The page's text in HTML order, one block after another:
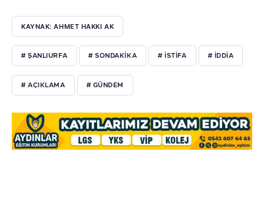
KAYNAK: AHMET HAKKI AK
# ŞANLIURFA # SONDAKIKA # ISTIFA # IDDIA
# AÇIKLAMA # GÜNDEM